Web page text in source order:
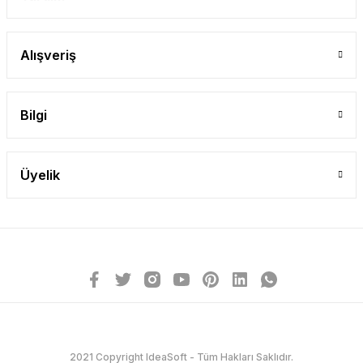
Alışveriş
Bilgi
Üyelik
2021 Copyright IdeaSoft - Tüm Hakları Saklıdır.